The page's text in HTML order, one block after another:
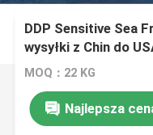
DDP Sensitive Sea
wysyłki z Chin do
MOQ：22 KG
Najlepsza